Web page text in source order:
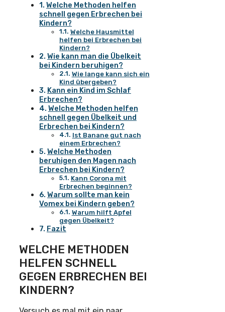
Welche Methoden helfen
schnell gegen Erbrechen bei
Kindern?
Welche Hausmittel
helfen bei Erbrechen bei
Kindern?
Wie kann man die Übelkeit
bei Kindern beruhigen?
Wie lange kann sich ein
Kind übergeben?
Kann ein Kind im Schlaf
Erbrechen?
Welche Methoden helfen
schnell gegen Übelkeit und
Erbrechen bei Kindern?
Ist Banane gut nach
einem Erbrechen?
Welche Methoden
beruhigen den Magen nach
Erbrechen bei Kindern?
Kann Corona mit
Erbrechen beginnen?
Warum sollte man kein
Vomex bei Kindern geben?
Warum hilft Apfel
gegen Übelkeit?
Fazit
WELCHE METHODEN
HELFEN SCHNELL
GEGEN ERBRECHEN BEI
KINDERN?